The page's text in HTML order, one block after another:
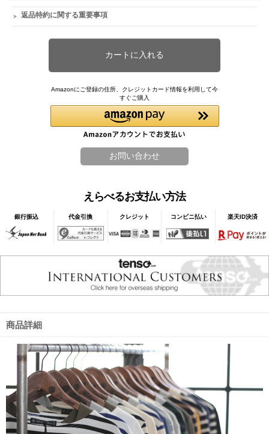
返品特約に関する重要事項
Amazonにご登録の住所、クレジットカード情報を利用して今
すぐご購入
えらべるお支払い方法
銀行振込 代金引換 クレジット コンビニ払い 楽天ID決済
商品詳細